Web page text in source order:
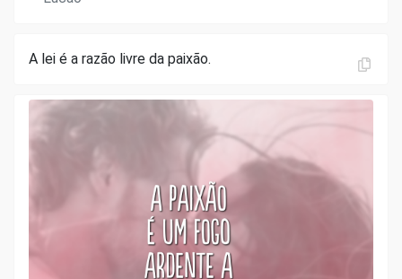
A lei é a razão livre da paixão.